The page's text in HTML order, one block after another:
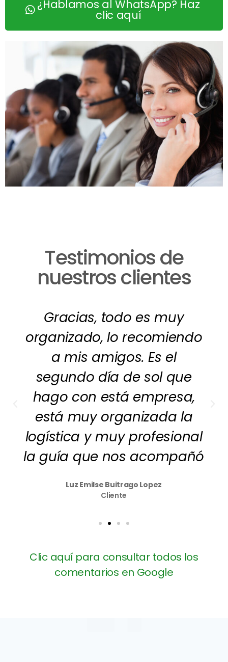
¿Hablamos al WhatsApp? Haz
clic aquí
Testimonios de
nuestros clientes
Gracias, todo es muy
organizado, lo recomiendo
a mis amigos. Es el
segundo día de sol que
hago con está empresa,
está muy organizada la
logística y muy profesional
la guía que nos acompañó
Luz Emilse Buitrago Lopez
Cliente
Clic aquí para consultar todos los
comentarios en Google